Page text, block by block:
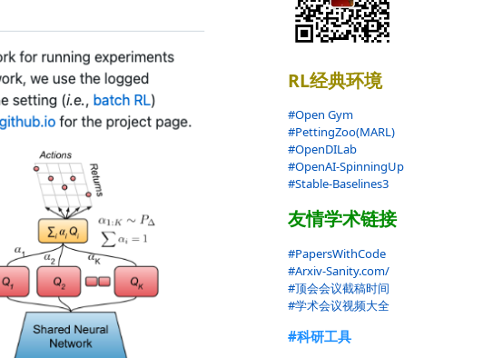
RL经典环境
#Open Gym
#PettingZoo(MARL)
#OpenDILab
#OpenAI-SpinningUp
#Stable-Baselines3
友情学术链接
#PapersWithCode
#Arxiv-Sanity.com/
#顶会会议截稿时间
#学术会议视频大全
#科研工具